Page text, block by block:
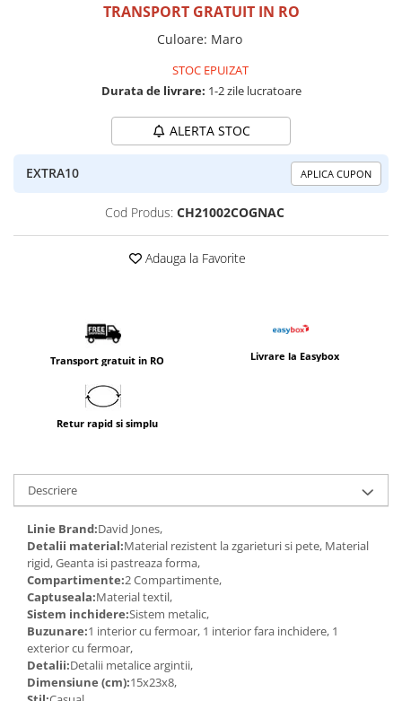
TRANSPORT GRATUIT IN RO
Culoare: Maro
STOC EPUIZAT
Durata de livrare: 1-2 zile lucratoare
ALERTA STOC
EXTRA10 APLICA CUPON
Cod Produs: CH21002COGNAC
Adauga la Favorite
Transport gratuit in RO Livrare la Easybox
Retur rapid si simplu
Descriere
Linie Brand:David Jones,
Detalii material:Material rezistent la zgarieturi si pete, Material
rigid, Geanta isi pastreaza forma,
Compartimente:2 Compartimente,
Captuseala:Material textil,
Sistem inchidere:Sistem metalic,
Buzunare:1 interior cu fermoar, 1 interior fara inchidere, 1
exterior cu fermoar,
Detalii:Detalii metalice argintii,
Dimensiune (cm):15x23x8,